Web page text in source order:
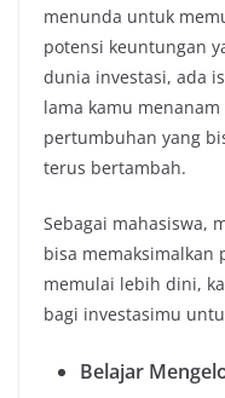
menunda untuk
potensi keuntungan
dunia investasi, ada
lama kamu
pertumbuhan yang
terus bertambah.
Sebagai mahasiswa,
bisa
memulai lebih dini,
bagi investasimu
Belajar